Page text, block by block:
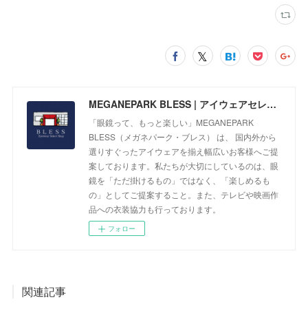
MEGANEPARK BLESS | アイウェアセレクトショップ
「眼鏡って、もっと楽しい」MEGANEPARK
BLESS（メガネパーク・ブレス） は、 国内外から
選りすぐったアイウェアを揃え幅広いお客様へご提
案しております。私たちが大切にしているのは、眼
鏡を「ただ掛けるもの」ではなく、「楽しめるも
の」としてご提案すること。また、テレビや映画作
品への衣装協力も行っております。
フォロー
関連記事